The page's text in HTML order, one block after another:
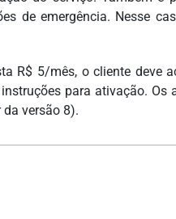
de emergência. Nesse
R$ 5/mês, o cliente deve
para ativação.
versão 8).